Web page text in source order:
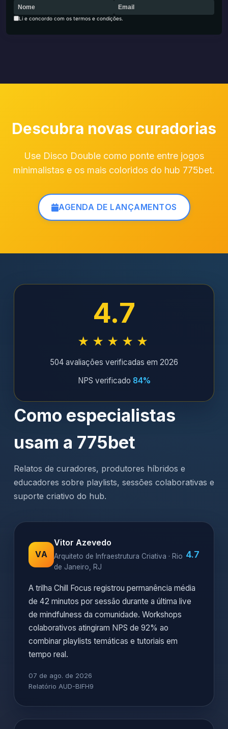
Li e concordo com os termos e condições.
Descubra novas curadorias
Use Disco Double como ponte entre jogos
minimalistas e os mais coloridos do hub 775bet.
AGENDA DE LANÇAMENTOS
4.7
★★★★★
504 avaliações verificadas em 2026
NPS verificado 84%
Como especialistas
usam a 775bet
Relatos de curadores, produtores híbridos e
educadores sobre playlists, sessões colaborativas e
suporte criativo do hub.
VA
Vitor Azevedo
Arquiteto de Infraestrutura Criativa · Rio
de Janeiro, RJ
4.7
A trilha Chill Focus registrou permanência média
de 42 minutos por sessão durante a última live
de mindfulness da comunidade. Workshops
colaborativos atingiram NPS de 92% ao
combinar playlists temáticas e tutoriais em
tempo real.
07 de ago. de 2026
Relatório AUD-BIFH9